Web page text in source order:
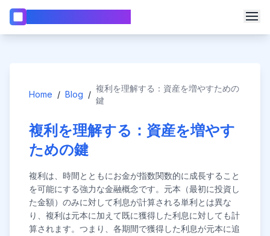
Calculadora de Datas
Calculadora de Idade
Calculadora de Porcentagem
Calculadora de Juros Compostos
Calculadora de Hipoteca
Mudar Idioma
Home / Blog /
複利を理解する：資産を増やすための
鍵
複利を理解する：資産を増やす
ための鍵
複利は、時間とともにお金が指数関数的に成長すること
を可能にする強力な金融概念です。元本（最初に投資し
た金額）のみに対して利息が計算される単利とは異な
り、複利は元本に加えて既に獲得した利息に対しても計
算されます。つまり、各期間で獲得した利息が元本に追